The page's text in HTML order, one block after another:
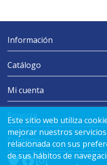
Este sitio web utiliza
mejorar nuestros
relacionada con sus
de sus hábitos de
Información
Catálogo
Mi cuenta
Soporte
Contacto